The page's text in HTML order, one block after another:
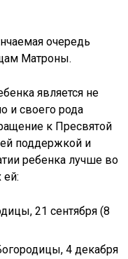
очередь
Матроны.
является не
и своего рода
к Пресвятой
поддержкой и
ребенка лучше во
21 сентября (8
4 декабря